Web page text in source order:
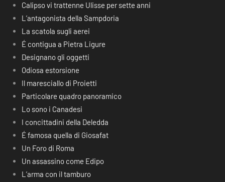
Calipso vi trattenne Ulisse per sette anni
L’antagonista della Sampdoria
La scatola sugli aerei
É contigua a Pietra Ligure
Designano gli oggetti
Odiosa estorsione
Il maresciallo di Proietti
Particolare quadro panoramico
Lo sono i Canadesi
I concittadini della Deledda
É famosa quella di Giosafat
Un Foro di Roma
Un assassino come Edipo
L’arma con il tamburo